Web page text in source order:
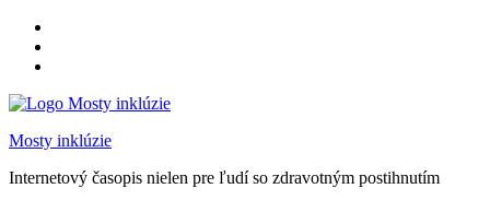
obsah
pätičku
Mosty inklúzie
Internetový časopis nielen pre ľudí so zdravotným postihnutím